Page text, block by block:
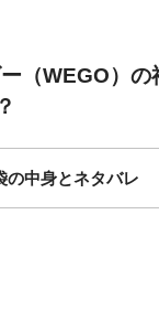
程度
（WEGO）の
の中身とネタバレ